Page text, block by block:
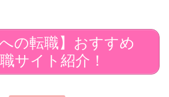
への転職】おすすめ
サイト紹介！